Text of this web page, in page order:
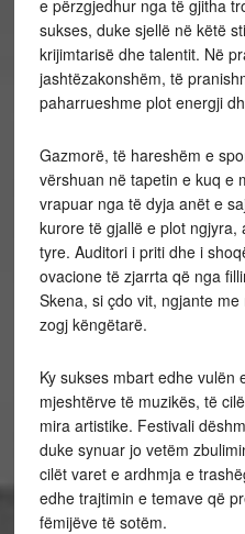
e përzgjedhur nga të gjitha
sukses, duke sjellë në këtë
krijimtarisë dhe talentit. Në
jashtëzakonshëm, të
paharrueshme plot energji
Gazmorë, të hareshëm e
vërshuan në tapetin e kuq e
vrapuar nga të dyja anët e
kurore të gjallë e plot ngjyra,
tyre. Auditori i priti dhe i
ovacione të zjarrta që nga
Skena, si çdo vit, ngjante
zogj këngëtarë.
Ky sukses mbart edhe vulën
mjeshtërve të muzikës, të
mira artistike. Festivali
duke synuar jo vetëm
cilët varet e ardhmja e
edhe trajtimin e temave që
fëmijëve të sotëm.